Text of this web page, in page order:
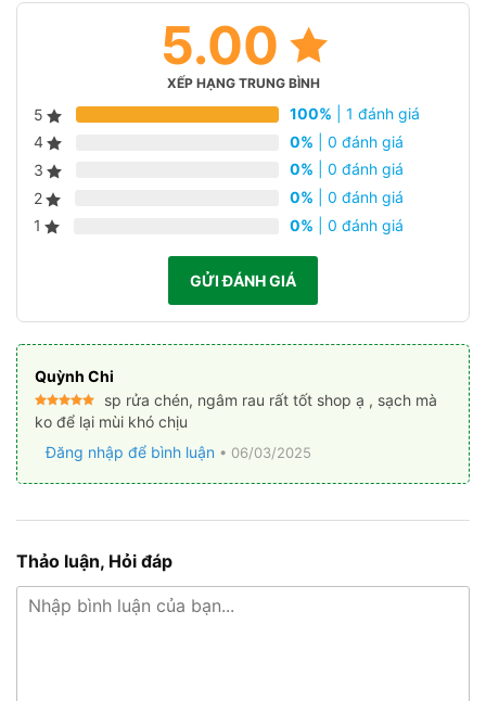
5.00
XẾP HẠNG TRUNG BÌNH
5 100% | 1 đánh giá
4
0% | 0 đánh giá
3
0% | 0 đánh giá
2
0% | 0 đánh giá
1
0% | 0 đánh giá
GỬI ĐÁNH GIÁ
Quỳnh Chi
Được xếp
hạng55
sp rửa chén, ngâm rau rất tốt shop ạ , sạch mà
ko để lại mùi khó chịu
Đăng nhập để bình luận • 06/03/2025
Thảo luận, Hỏi đáp